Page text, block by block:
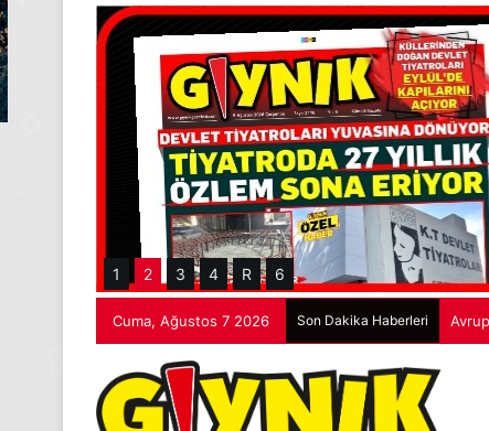
1 2 3 4 R 6
Cuma, Ağustos 7 2026 Son Dakika Haberleri